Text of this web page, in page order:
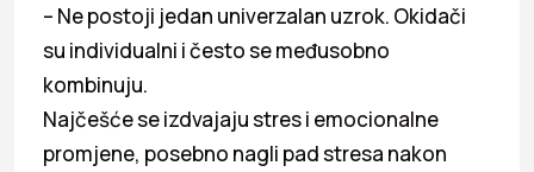
– Ne postoji jedan univerzalan uzrok. Okidači
su individualni i često se međusobno
kombinuju.
Najčešće se izdvajaju stres i emocionalne
promjene, posebno nagli pad stresa nakon